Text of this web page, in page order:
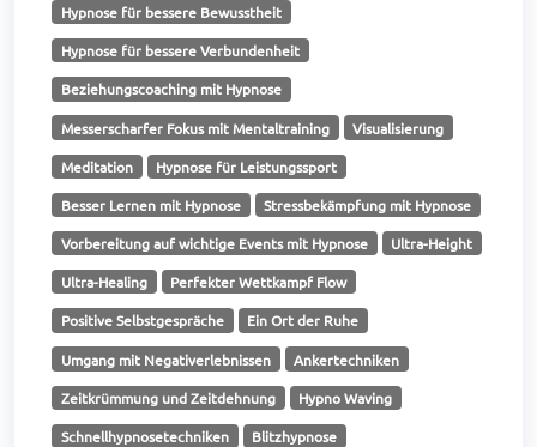
Hypnose für bessere Bewusstheit
Hypnose für bessere Verbundenheit
Beziehungscoaching mit Hypnose
Messerscharfer Fokus mit Mentaltraining Visualisierung
Meditation Hypnose für Leistungssport
Besser Lernen mit Hypnose Stressbekämpfung mit Hypnose
Vorbereitung auf wichtige Events mit Hypnose Ultra-Height
Ultra-Healing Perfekter Wettkampf Flow
Positive Selbstgespräche Ein Ort der Ruhe
Umgang mit Negativerlebnissen Ankertechniken
Zeitkrümmung und Zeitdehnung Hypno Waving
Schnellhypnosetechniken Blitzhypnose